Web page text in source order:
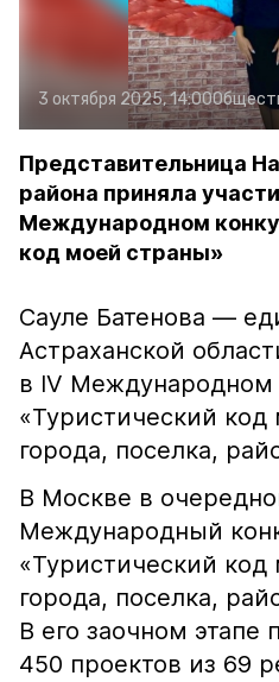
3 октября 2025, 14:00
Представительница
района приняла
Международном
код моей страны»
Сауле Батенова —
Астраханской
в IV Международном
«Туристический
города, поселка,
В Москве в
Международный
«Туристический
города, поселка,
В его заочном этапе
450 проектов из 69